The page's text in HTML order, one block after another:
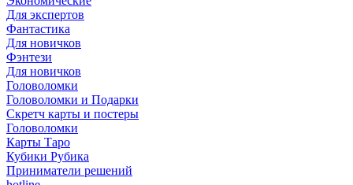
Для экспертов
Фантастика
Для новичков
Фэнтези
Для новичков
Головоломки
Головоломки и Подарки
Cкретч карты и постеры
Головоломки
Карты Таро
Кубики Рубика
Приниматели решений